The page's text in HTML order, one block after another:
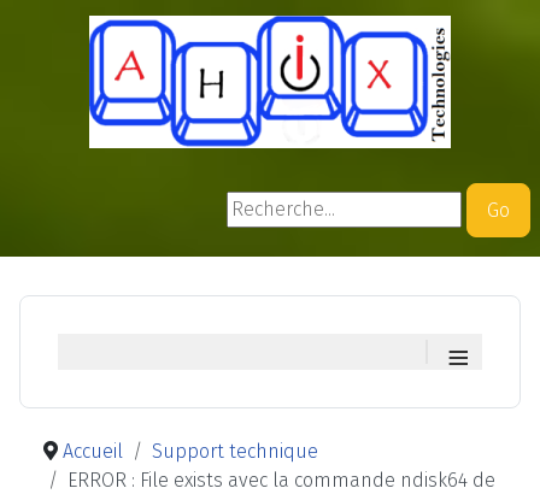
Rechercher
Go
≡
Accueil
Support technique
ERROR : File exists avec la commande ndisk64 de